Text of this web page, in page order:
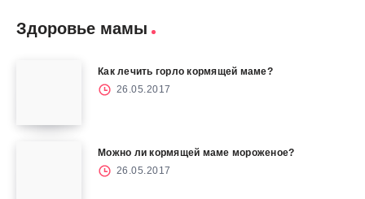
Здоровье мамы
Как лечить горло кормящей маме?
26.05.2017
Можно ли кормящей маме мороженое?
26.05.2017